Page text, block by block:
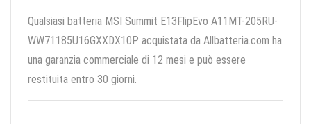
Qualsiasi batteria MSI Summit E13FlipEvo A11MT-205RU-
WW71185U16GXXDX10P acquistata da Allbatteria.com ha
una garanzia commerciale di 12 mesi e può essere
restituita entro 30 giorni.